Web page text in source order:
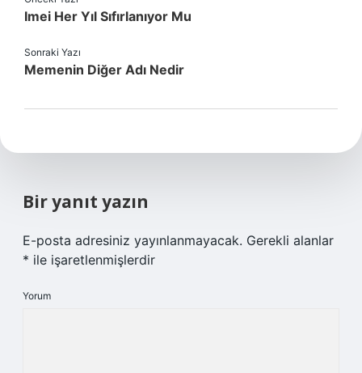
Imei Her Yıl Sıfırlanıyor Mu
Sonraki Yazı
Memenin Diğer Adı Nedir
Bir yanıt yazın
E-posta adresiniz yayınlanmayacak. Gerekli alanlar
* ile işaretlenmişlerdir
Yorum